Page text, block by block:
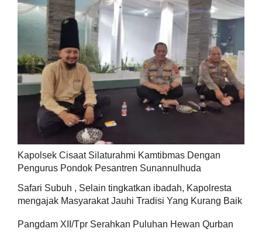
Kapolsek Cisaat Silaturahmi Kamtibmas Dengan
Pengurus Pondok Pesantren Sunannulhuda
Safari Subuh , Selain tingkatkan ibadah, Kapolresta
mengajak Masyarakat Jauhi Tradisi Yang Kurang Baik
Pangdam XII/Tpr Serahkan Puluhan Hewan Qurban